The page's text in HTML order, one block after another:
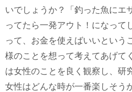
いでしょうか？「釣った魚にエ
ってたら一発アウト！になって
って、お金を使えばいいという
様のことを想って考えてあげて
は女性のことを良く観察し、研
女性はどんな時が一番楽しそう